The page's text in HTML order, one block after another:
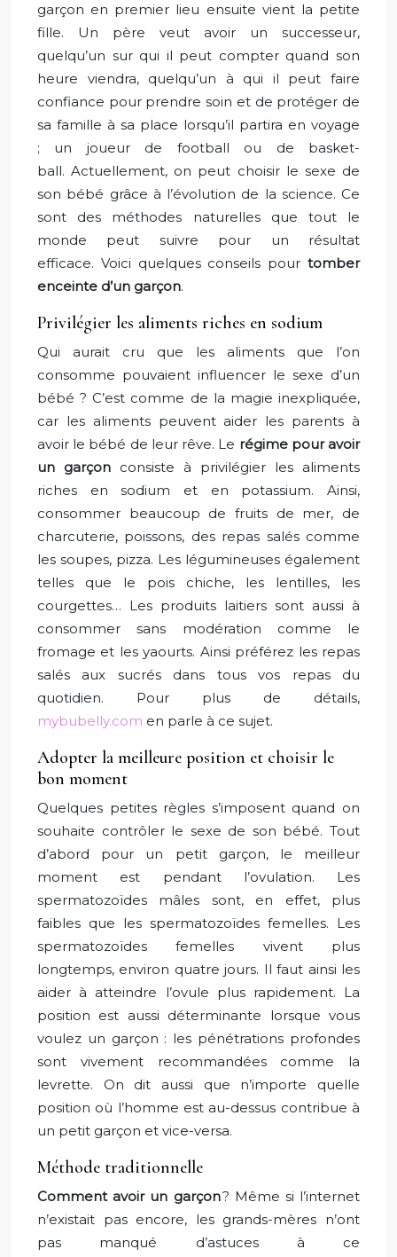
garçon en premier lieu ensuite vient la petite
fille. Un père veut avoir un successeur,
quelqu’un sur qui il peut compter quand son
heure viendra, quelqu’un à qui il peut faire
confiance pour prendre soin et de protéger de
sa famille à sa place lorsqu’il partira en voyage
; un joueur de football ou de basket-
ball. Actuellement, on peut choisir le sexe de
son bébé grâce à l’évolution de la science. Ce
sont des méthodes naturelles que tout le
monde peut suivre pour un résultat
efficace. Voici quelques conseils pour tomber
enceinte d’un garçon.
Privilégier les aliments riches en sodium
Qui aurait cru que les aliments que l’on
consomme pouvaient influencer le sexe d’un
bébé ? C’est comme de la magie inexpliquée,
car les aliments peuvent aider les parents à
avoir le bébé de leur rêve. Le régime pour avoir
un garçon consiste à privilégier les aliments
riches en sodium et en potassium. Ainsi,
consommer beaucoup de fruits de mer, de
charcuterie, poissons, des repas salés comme
les soupes, pizza. Les légumineuses également
telles que le pois chiche, les lentilles, les
courgettes… Les produits laitiers sont aussi à
consommer sans modération comme le
fromage et les yaourts. Ainsi préférez les repas
salés aux sucrés dans tous vos repas du
quotidien. Pour plus de détails,
mybubelly.com en parle à ce sujet.
Adopter la meilleure position et choisir le
bon moment
Quelques petites règles s’imposent quand on
souhaite contrôler le sexe de son bébé. Tout
d’abord pour un petit garçon, le meilleur
moment est pendant l’ovulation. Les
spermatozoïdes mâles sont, en effet, plus
faibles que les spermatozoïdes femelles. Les
spermatozoïdes femelles vivent plus
longtemps, environ quatre jours. Il faut ainsi les
aider à atteindre l’ovule plus rapidement. La
position est aussi déterminante lorsque vous
voulez un garçon : les pénétrations profondes
sont vivement recommandées comme la
levrette. On dit aussi que n’importe quelle
position où l’homme est au-dessus contribue à
un petit garçon et vice-versa.
Méthode traditionnelle
Comment avoir un garçon? Même si l’internet
n’existait pas encore, les grands-mères n’ont
pas manqué d’astuces à ce